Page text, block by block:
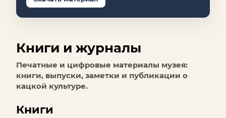
Книги и журналы
Печатные и цифровые материалы музея:
книги, выпуски, заметки и публикации о
кацкой культуре.
Книги